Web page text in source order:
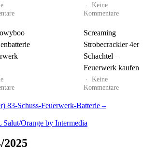
zu
Schatz
45s
–
Feuerwerk
Keine
Kommentarezu
–
zu
Glowyboo
Fontänenbatterie
Feuerwerk
Screaming
Strobecrackler 4er
Schachtel –
Feuerwerk kaufen
Keine
Kommentarezu
83-Schuss-Feuerwerk-Batterie –
Orange by Intermedia
2025